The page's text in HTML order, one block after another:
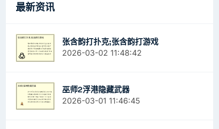
最新资讯
张含韵打扑克;张含韵打游戏
2026-03-02 11:48:42
巫师2浮港隐藏武器
2026-03-01 11:46:45